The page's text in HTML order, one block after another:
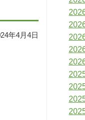
年4月4日